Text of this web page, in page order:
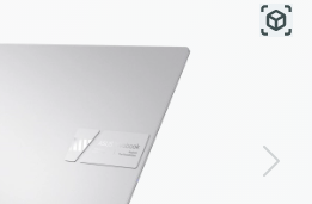
Next